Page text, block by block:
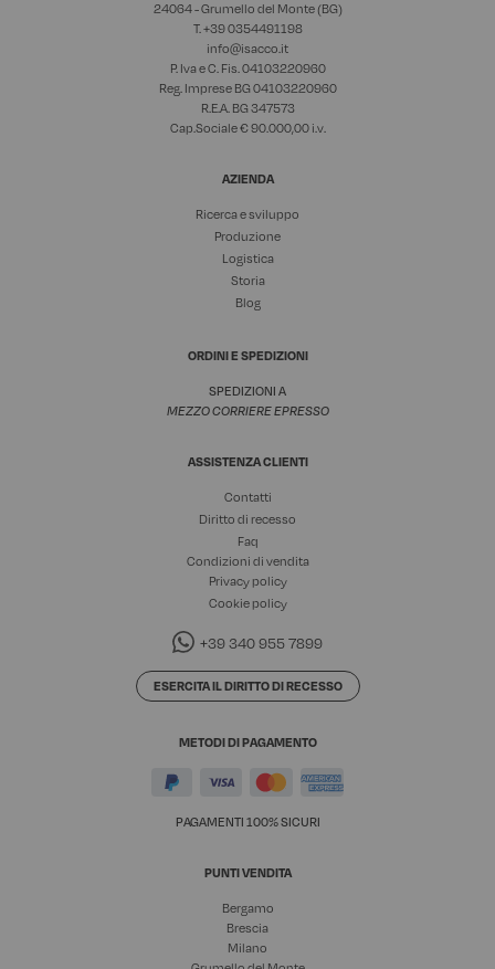
24064 - Grumello del Monte (BG)
T. +390354491198
info@isacco.it
P. Iva e C. Fis. 04103220960
Reg. Imprese BG 04103220960
R.E.A. BG 347573
Cap.Sociale € 90.000,00 i.v.
AZIENDA
Ricerca e sviluppo
Produzione
Logistica
Storia
Blog
ORDINI E SPEDIZIONI
SPEDIZIONI A
MEZZO CORRIERE EPRESSO
ASSISTENZA CLIENTI
Contatti
Diritto di recesso
Faq
Condizioni di vendita
Privacy policy
Cookie policy
+39 340 955 7899
ESERCITA IL DIRITTO DI RECESSO
METODI DI PAGAMENTO
PAGAMENTI 100% SICURI
PUNTI VENDITA
Bergamo
Brescia
Milano